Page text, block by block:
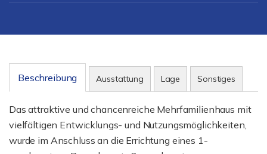
Beschreibung Ausstattung Lage Sonstiges
Das attraktive und chancenreiche Mehrfamilienhaus mit
vielfältigen Entwicklungs- und Nutzungsmöglichkeiten,
wurde im Anschluss an die Errichtung eines 1-